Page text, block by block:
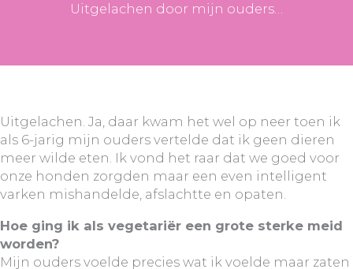
Uitgelachen door mijn ouders…
Uitgelachen. Ja, daar kwam het wel op neer toen ik
als 6-jarig mijn ouders vertelde dat ik geen dieren
meer wilde eten. Ik vond het raar dat we goed voor
onze honden zorgden maar een even intelligent
varken mishandelde, afslachtte en opaten.
Hoe ging ik als vegetariër een grote sterke meid
worden?
Mijn ouders voelde precies wat ik voelde maar zaten